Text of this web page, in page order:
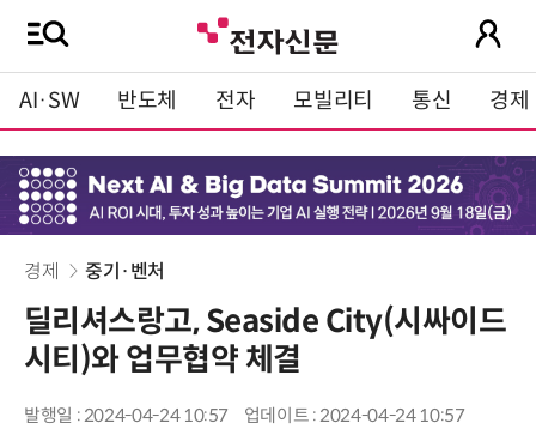
AI·SW 반도체 전자 모빌리티 통신 경제
경제 중기·벤처
딜리셔스랑고, Seaside City(시싸이드
시티)와 업무협약 체결
발행일 : 2024-04-24 10:57 업데이트 : 2024-04-24 10:57